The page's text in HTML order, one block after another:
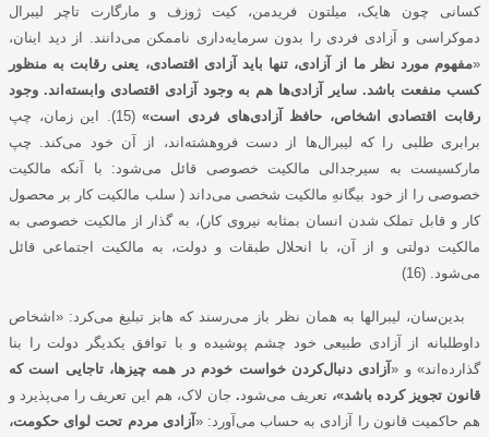
کسانی چون هایک، میلتون
فریدمن، کیت ﮊوزف و مارگارت تاچر لیبرال
دموکراسی و آزادی فردی را بدون سرمایه‌داری ناممکن می‌دانند. از دید اینان،
«مفهوم مورد نظر ما از آزادی، تنها باید آزادی اقتصادی، یعنی رقابت به منظور
کسب منفعت باشد. سایر آزادی‌ها هم به وجود آزادی اقتصادی وابسته‌اند. وجود
رقابت اقتصادی اشخاص، حافظ آزادی‌های فردی است»
(15). این زمان، چپ
برابری طلبی را که لیبرال‌ها از دست فروهشته‌اند، از آن خود می‌کند. چپ
مارکسیست به سیرجدالی مالکیت خصوصی قائل می‌شود: با آنکه مالکیت
خصوصی را از خود بیگانهِ مالکیت شخصی می‌داند ( سلب مالکیت کار بر محصول
کار و قابل تملک شدن انسان بمثابه نیروی کار)، به گذار از مالکیت خصوصی به
مالکیت دولتی و از آن، با انحلال طبقات و دولت، به مالکیت اجتماعی قائل
می‌شود. (16)
بدین‌سان، لیبرالها به همان نظر باز می‌رسند که هابز تبلیغ می‌کرد: «اشخاص
داوطلبانه از آزادی طبیعی خود چشم پوشیده و با توافق یکدیگر دولت را بنا
گذارده‌اند» و «آزادی دنبال‌کردن خواست خودم در همه چیزها، تاجایی است که
قانون تجویز کرده باشد»،تعریف می‌شود . جان لاک، هم این تعریف را می‌پذیرد و
هم حاکمیت قانون را آزادی به حساب می‌آورد: « آزادی مردم تحت لوای حکومت،